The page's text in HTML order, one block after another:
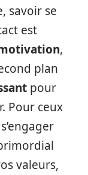
savoir se
est
,
plan
pour
Pour ceux
valeurs,